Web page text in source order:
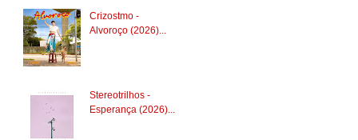
Crizostmo -
Alvoroço (2026)...
Stereotrilhos -
Esperança (2026)...